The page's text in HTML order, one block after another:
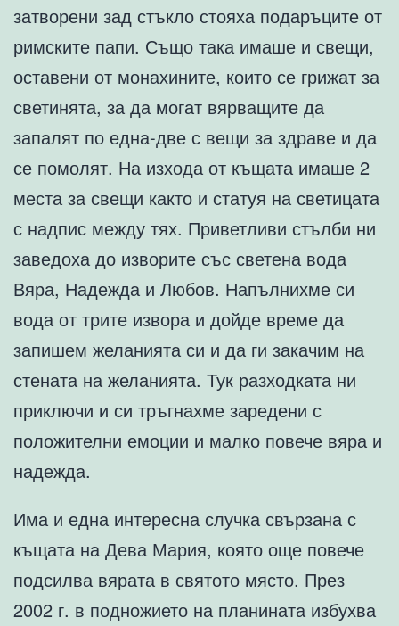
затворени зад стъкло стояха подаръците от
римските папи. Също така имаше и свещи,
оставени от монахините, които се грижат за
светинята, за да могат вярващите да
запалят по една-две с вещи за здраве и да
се помолят. На изхода от къщата имаше 2
места за свещи както и статуя на светицата
с надпис между тях. Приветливи стълби ни
заведоха до изворите със светена вода
Вяра, Надежда и Любов. Напълнихме си
вода от трите извора и дойде време да
запишем желанията си и да ги закачим на
стената на желанията. Тук разходката ни
приключи и си тръгнахме заредени с
положителни емоции и малко повече вяра и
надежда.
Има и една интересна случка свързана с
къщата на Дева Мария, която още повече
подсилва вярата в святото място. През
2002 г. в подножието на планината избухва